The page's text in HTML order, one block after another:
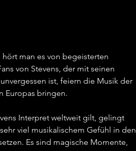
man es von begeisterten
von Stevens, der mit seinen
ist, feiern die Musik der
Europas bringen.
Interpret weltweit gilt, gelingt
viel musikalischem Gefühl in den
Es sind magische Momente,